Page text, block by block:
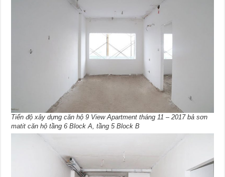
Tiến độ xây dựng căn hộ 9 View Apartment tháng 11 – 2017 bả sơn
matit căn hộ tầng 6 Block A, tầng 5 Block B